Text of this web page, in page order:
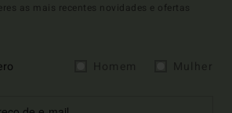
as mais recentes novidades e ofertas